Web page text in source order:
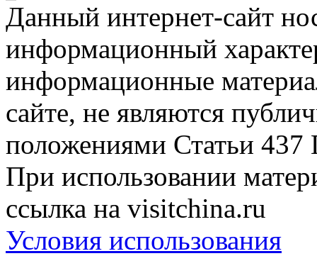
Данный интернет-сайт
информационный
информационные
сайте, не являются
положениями Статьи 437
При использовании
ссылка на visitchina.ru
Условия использования